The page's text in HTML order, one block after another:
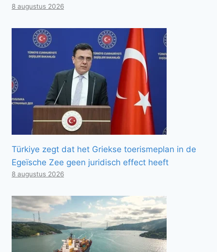
8 augustus 2026
Türkiye zegt dat het Griekse toerismeplan in de
Egeïsche Zee geen juridisch effect heeft
8 augustus 2026